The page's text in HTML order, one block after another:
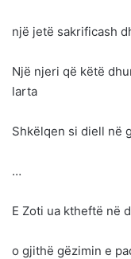
një jetë sakrificash
Një njeri që këtë
larta
Shkëlqen si diell në
…
E Zoti ua ktheftë në
o gjithë gëzimin e